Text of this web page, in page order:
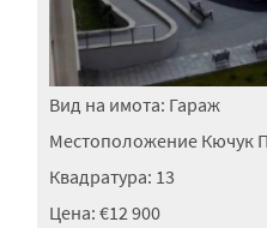
Вид на имота: Гараж
Местоположение Кючук
Квадратура: 13
Цена: €12 900